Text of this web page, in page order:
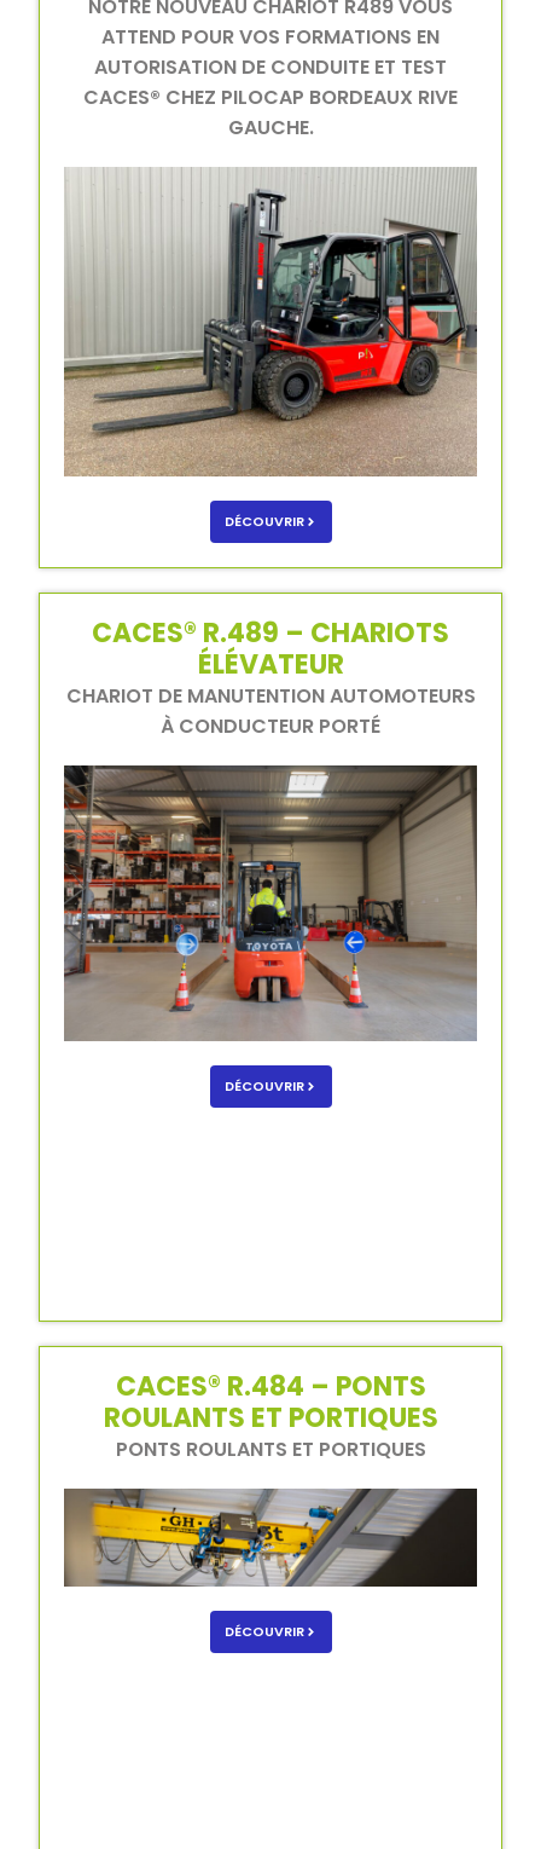
NOTRE NOUVEAU CHARIOT R489 VOUS
ATTEND POUR VOS FORMATIONS EN
AUTORISATION DE CONDUITE ET TEST
CACES® CHEZ PILOCAP BORDEAUX RIVE
GAUCHE.
DÉCOUVRIR
CACES® R.489 – CHARIOTS
ÉLÉVATEUR
CHARIOT DE MANUTENTION AUTOMOTEURS
À CONDUCTEUR PORTÉ
DÉCOUVRIR
CACES® R.484 – PONTS
ROULANTS ET PORTIQUES
PONTS ROULANTS ET PORTIQUES
DÉCOUVRIR